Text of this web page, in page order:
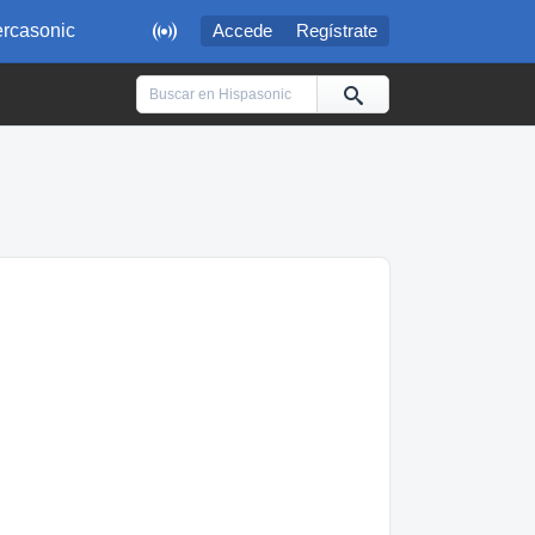
 Accede Regístrate